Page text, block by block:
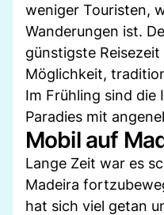
weniger Touristen,
Wanderungen ist.
günstigste
Möglichkeit,
Im Frühling sind die
Paradies mit
Mobil auf
Lange Zeit war es
Madeira
hat sich viel getan